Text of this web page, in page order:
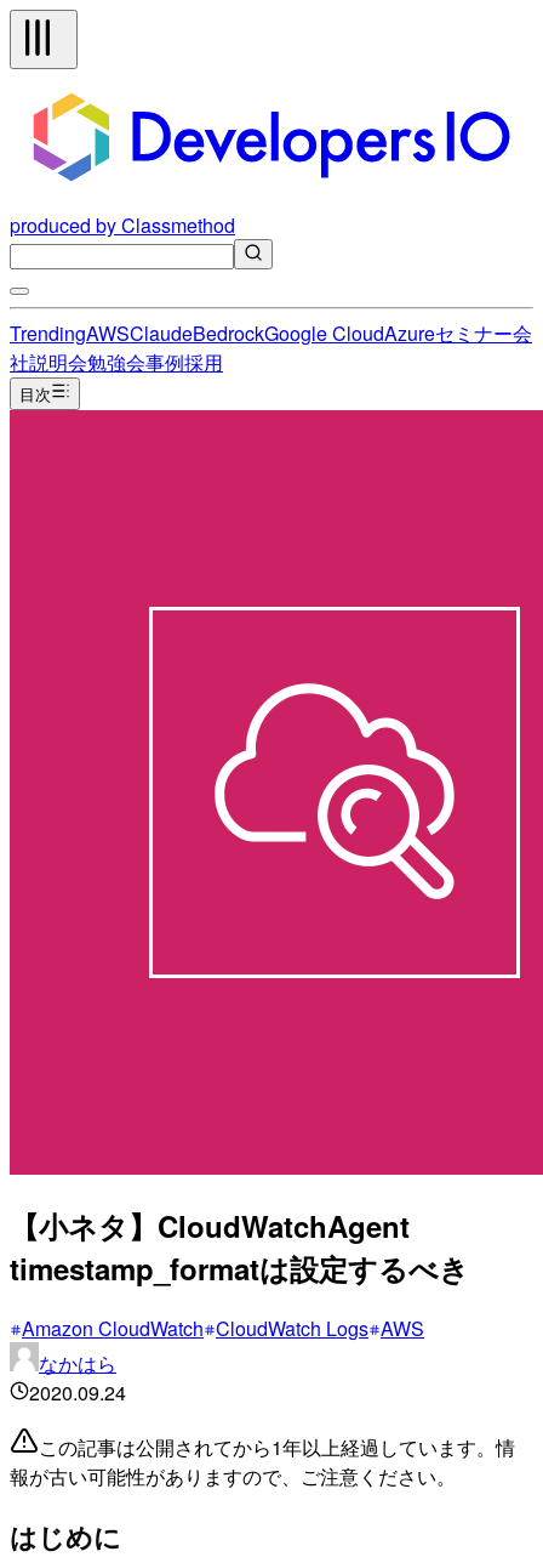
produced by Classmethod
TrendingAWSClaudeBedrockGoogle CloudAzureセミナー会
社説明会勉強会事例採用
目次
【小ネタ】CloudWatchAgent
timestamp_formatは設定するべき
Amazon CloudWatch CloudWatch Logs AWS
なかはら
2020.09.24
この記事は公開されてから1年以上経過しています。情
報が古い可能性がありますので、ご注意ください。
はじめに